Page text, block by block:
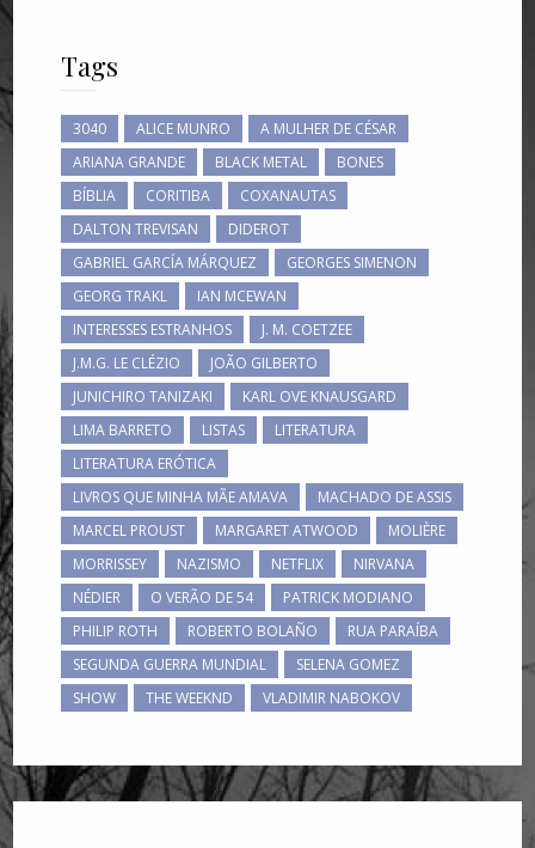
Tags
3040 ALICE MUNRO
A MULHER DE CÉSAR
ARIANA GRANDE
BLACK METAL
BONES
BÍBLIA
CORITIBA
COXANAUTAS
DALTON TREVISAN
DIDEROT
GABRIEL GARCÍA MÁRQUEZ
GEORGES SIMENON
GEORG TRAKL
IAN MCEWAN
INTERESSES ESTRANHOS
J. M. COETZEE
J.M.G. LE CLÉZIO
JOÃO GILBERTO
JUNICHIRO TANIZAKI
KARL OVE KNAUSGARD
LIMA BARRETO
LISTAS
LITERATURA
LITERATURA ERÓTICA
LIVROS QUE MINHA MÃE AMAVA
MACHADO DE ASSIS
MARCEL PROUST
MARGARET ATWOOD
MOLIÈRE
MORRISSEY
NAZISMO NETFLIX
NIRVANA
NÉDIER
O VERÃO DE 54
PATRICK MODIANO
PHILIP ROTH
ROBERTO BOLAÑO
RUA PARAÍBA
SEGUNDA GUERRA MUNDIAL
SELENA GOMEZ
SHOW
THE WEEKND VLADIMIR NABOKOV